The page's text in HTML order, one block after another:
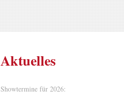
Aktuelles
Showtermine für 2026: